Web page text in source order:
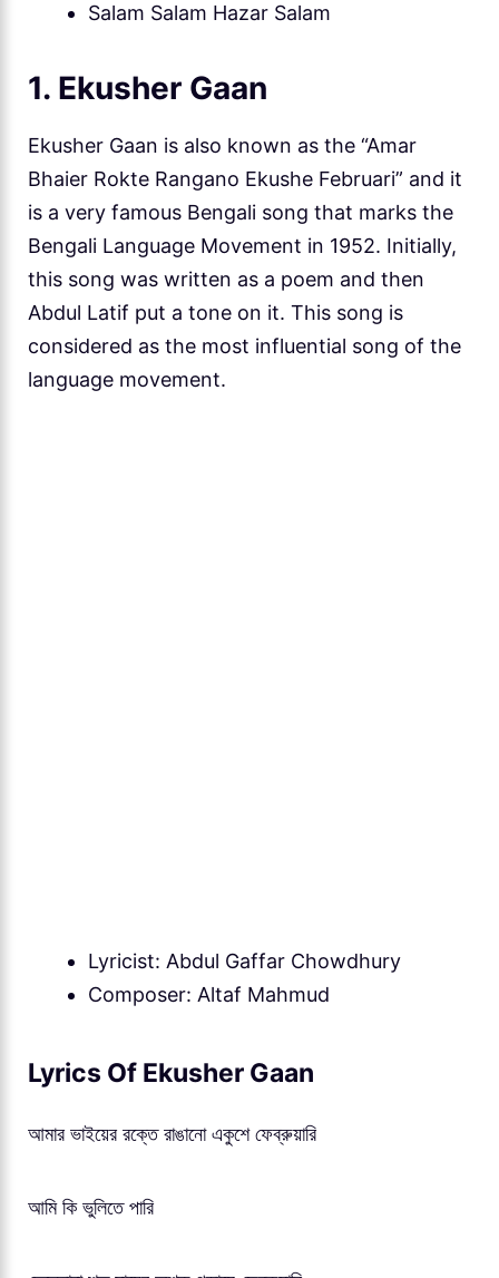
Salam Salam Hazar Salam
1. Ekusher Gaan
Ekusher Gaan is also known as the “Amar
Bhaier Rokte Rangano Ekushe Februari” and it
is a very famous Bengali song that marks the
Bengali Language Movement in 1952. Initially,
this song was written as a poem and then
Abdul Latif put a tone on it. This song is
considered as the most influential song of the
language movement.
Lyricist: Abdul Gaffar Chowdhury
Composer: Altaf Mahmud
Lyrics Of Ekusher Gaan
আমার ভাইয়ের রক্তে রাঙানো একুশে ফেব্রুয়ারি
আমি কি ভুলিতে পারি